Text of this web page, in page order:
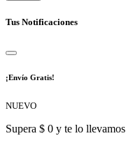
Tus Notificaciones
¡Envío Gratis!
NUEVO
Supera $ 0 y te lo llevamos